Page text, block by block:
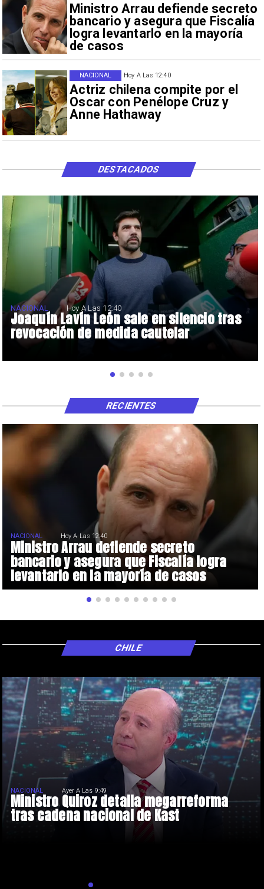
Ministro Arrau defiende secreto
bancario y asegura que Fiscalía
logra levantarlo en la mayoría
de casos
Hoy A Las 12:40
Actriz chilena compite por el
Oscar con Penélope Cruz y
Anne Hathaway
NACIONAL
Joaquín Lavín León sale en silencio tras
revocación de medida cautelar
NACIONAL Hoy A Las 12:40
DESTACADOS
Ministro Arrau defiende secreto
bancario y asegura que Fiscalía logra
levantarlo en la mayoría de casos
NACIONAL Hoy A Las 12:40
RECIENTES
Ministro Quiroz detalla megarreforma
tras cadena nacional de Kast
NACIONAL Ayer A Las 9:49
CHILE